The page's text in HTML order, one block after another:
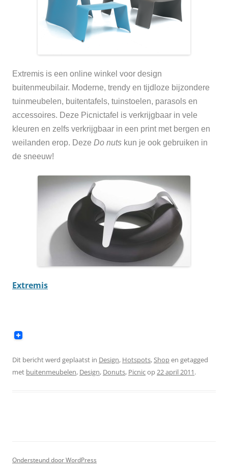
Extremis is een online winkel voor design
buitenmeubilair. Moderne, trendy en tijdloze bijzondere
tuinmeubelen, buitentafels, tuinstoelen, parasols en
accessoires. Deze Picnictafel is verkrijgbaar in vele
kleuren en zelfs verkrijgbaar in een print met bergen en
weilanden erop. Deze Do nuts kun je ook gebruiken in
de sneeuw!
Extremis
Dit bericht werd geplaatst in Design, Hotspots,Shopen getagged
met buitenmeubelen, Design, Donuts, Picnicop22 april 2011.
Ondersteund door WordPress